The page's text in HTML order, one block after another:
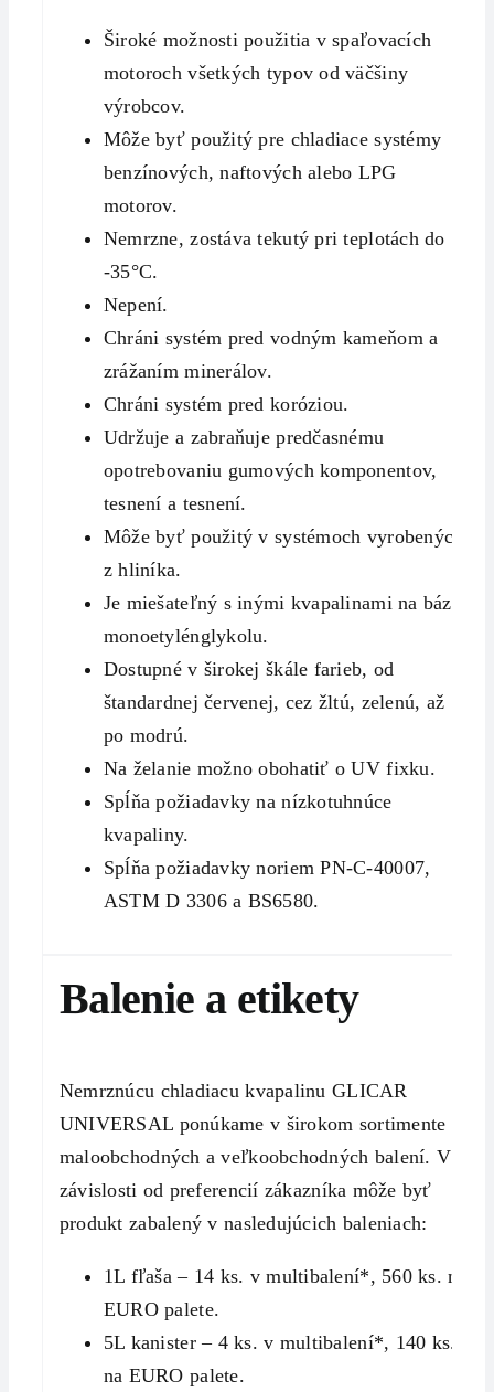
Široké možnosti použitia v spaľovacích
motoroch všetkých typov od väčšiny
výrobcov.
Môže byť použitý pre chladiace systémy
benzínových, naftových alebo LPG
motorov.
Nemrzne, zostáva tekutý pri teplotách do
-35°C.
Nepení.
Chráni systém pred vodným kameňom a
zrážaním minerálov.
Chráni systém pred koróziou.
Udržuje a zabraňuje predčasnému
opotrebovaniu gumových komponentov,
tesnení a tesnení.
Môže byť použitý v systémoch vyrobených
z hliníka.
Je miešateľný s inými kvapalinami na báze
monoetylénglykolu.
Dostupné v širokej škále farieb, od
štandardnej červenej, cez žltú, zelenú, až
po modrú.
Na želanie možno obohatiť o UV fixku.
Spĺňa požiadavky na nízkotuhnúce
kvapaliny.
Spĺňa požiadavky noriem PN-C-40007,
ASTM D 3306 a BS6580.
Balenie a etikety
Nemrznúcu chladiacu kvapalinu GLICAR
UNIVERSAL ponúkame v širokom sortimente
maloobchodných a veľkoobchodných balení. V
závislosti od preferencií zákazníka môže byť
produkt zabalený v nasledujúcich baleniach:
1L fľaša – 14 ks. v multibalení*, 560 ks. na
EURO palete.
5L kanister – 4 ks. v multibalení*, 140 ks.
na EURO palete.